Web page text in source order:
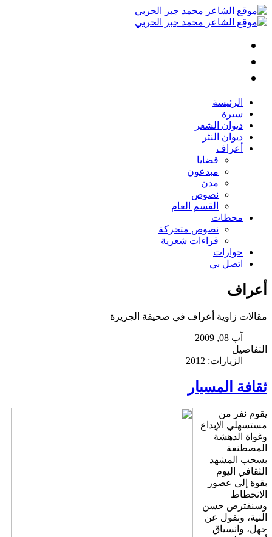
الرئيسة
سيرة
ديوان الشعر
ديوان النثر
أعراف
قضايا
مبدعون
مدن
نصوص
القسم العام
محطات
نصوص متحركة
قراءات شعرية
حوارات
اتصل بي
أعراف
مقالات زاوية أعراف في صحيفة الجزيرة
آب 08, 2009
التفاصيل
الزيارات: 2012
ثقافة المسيار
يقوم نفر من
مستسهلي الإبداع
وغواة الدهشة
المصطنعة
بسحب المشهد
الثقافي اليوم
بقوة إلى عصور
الانحطاط
وسنفترض حسن
النية، ونقول عن
جهل، وانسياق